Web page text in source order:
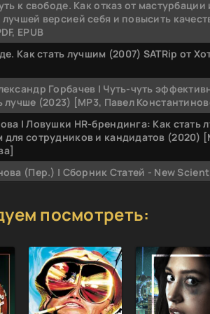
к свободе. Как отказ от
версией себя и повысить
EPUB
Как стать лучшим (2007) SATRip от
Горбачев | Чуть-чуть
лучше (2023) [MP3, Павел
| Ловушки HR-брендинга: Как стать
для сотрудников и кандидатов (2020)
(Пер.) | Сборник Статей - New
журнала Эволюция. От Дарвина
к свободе. Как отказ от мастурбации
EPUB]
1. Как стать лучшим в том, что ты
Манн]
| Маленькие привычки, большие
посмотреть: